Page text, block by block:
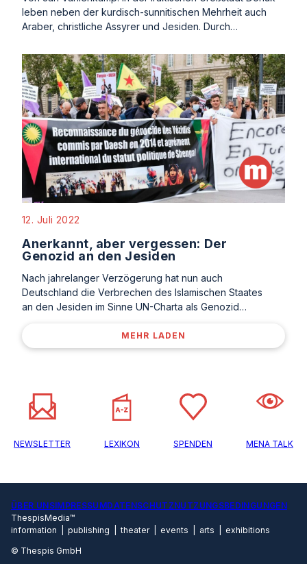
leben neben der kurdisch-sunnitischen Mehrheit auch
Araber, christliche Assyrer und Jesiden. Durch…
12. Juli 2022
Anerkannt, aber vergessen: Der
Genozid an den Jesiden
Nach jahrelanger Verzögerung hat nun auch
Deutschland die Verbrechen des Islamischen Staates
an den Jesiden im Sinne UN-Charta als Genozid…
MEHR LADEN
NEWSLETTER LEXIKON SPENDEN MENA TALK
ÜBER UNSIMPRESSUMDATENSCHUTZNUTZUNGSBEDINGUNGEN
ThespisMedia™
information | publishing | theater | events | arts | exhibitions
© Thespis GmbH